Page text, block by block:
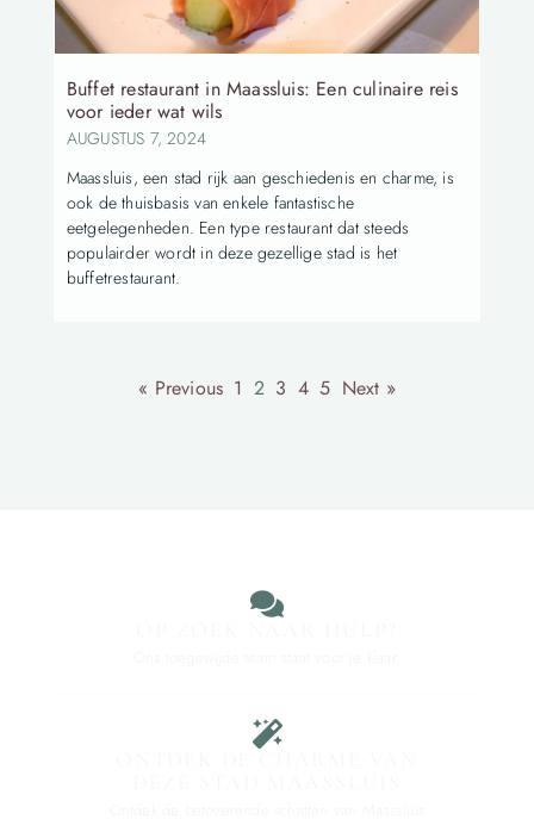
Buffet restaurant in Maassluis: Een culinaire reis
voor ieder wat wils
AUGUSTUS 7, 2024
Maassluis, een stad rijk aan geschiedenis en charme, is
ook de thuisbasis van enkele fantastische
eetgelegenheden. Een type restaurant dat steeds
populairder wordt in deze gezellige stad is het
buffetrestaurant.
« Previous 1 2 3 4 5 Next »